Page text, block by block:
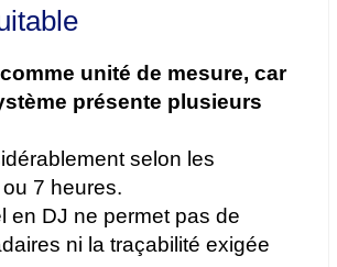
unité de mesure, car
présente plusieurs
selon les
7 heures.
en DJ ne permet pas de
ni la traçabilité exigée